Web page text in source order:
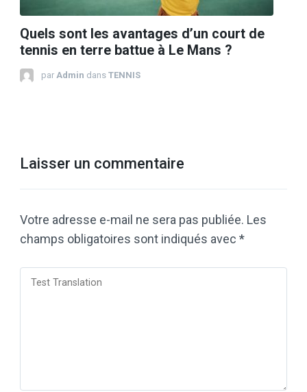
Quels sont les avantages d’un court de
tennis en terre battue à Le Mans ?
par Admin dans TENNIS
Laisser un commentaire
Votre adresse e-mail ne sera pas publiée. Les
champs obligatoires sont indiqués avec *